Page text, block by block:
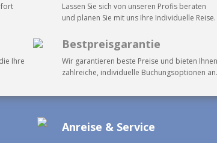
Lassen Sie sich von unseren Profis beraten
und planen Sie mit uns Ihre Individuelle Reise.
Ihre
Bestpreisgarantie
Wir garantieren beste Preise und bieten Ihnen
zahlreiche, individuelle Buchungsoptionen an.
Anreise & Service